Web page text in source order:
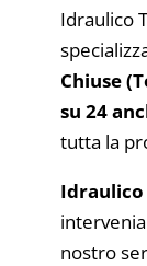
Idraulico
Chiuse
su 24
tutta la
nostro